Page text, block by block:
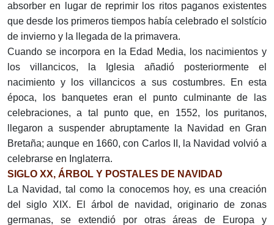
absorber en lugar de reprimir los ritos paganos existentes
que desde los primeros tiempos había celebrado el solstício
de invierno y la llegada de la primavera.
Cuando se incorpora en la Edad Media, los nacimientos y
los villancicos, la Iglesia añadió posteriormente el
nacimiento y los villancicos a sus costumbres. En esta
época, los banquetes eran el punto culminante de las
celebraciones, a tal punto que, en 1552, los puritanos,
llegaron a suspender abruptamente la Navidad en Gran
Bretaña; aunque en 1660, con Carlos II, la Navidad volvió a
celebrarse en Inglaterra.
SIGLO XX, ÁRBOL Y POSTALES DE NAVIDAD
La Navidad, tal como la conocemos hoy, es una creación
del siglo XIX. El árbol de navidad, originario de zonas
germanas, se extendió por otras áreas de Europa y